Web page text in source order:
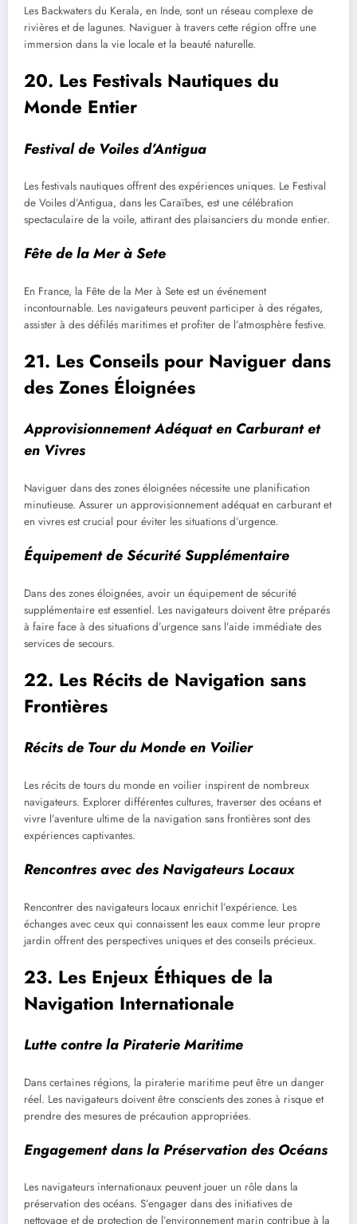
Les Backwaters du Kerala, en Inde, sont un réseau complexe de
rivières et de lagunes. Naviguer à travers cette région offre une
immersion dans la vie locale et la beauté naturelle.
20. Les Festivals Nautiques du
Monde Entier
Festival de Voiles d’Antigua
Les festivals nautiques offrent des expériences uniques. Le Festival
de Voiles d’Antigua, dans les Caraïbes, est une célébration
spectaculaire de la voile, attirant des plaisanciers du monde entier.
Fête de la Mer à Sete
En France, la Fête de la Mer à Sete est un événement
incontournable. Les navigateurs peuvent participer à des régates,
assister à des défilés maritimes et profiter de l’atmosphère festive.
21. Les Conseils pour Naviguer dans
des Zones Éloignées
Approvisionnement Adéquat en Carburant et
en Vivres
Naviguer dans des zones éloignées nécessite une planification
minutieuse. Assurer un approvisionnement adéquat en carburant et
en vivres est crucial pour éviter les situations d’urgence.
Équipement de Sécurité Supplémentaire
Dans des zones éloignées, avoir un équipement de sécurité
supplémentaire est essentiel. Les navigateurs doivent être préparés
à faire face à des situations d’urgence sans l’aide immédiate des
services de secours.
22. Les Récits de Navigation sans
Frontières
Récits de Tour du Monde en Voilier
Les récits de tours du monde en voilier inspirent de nombreux
navigateurs. Explorer différentes cultures, traverser des océans et
vivre l’aventure ultime de la navigation sans frontières sont des
expériences captivantes.
Rencontres avec des Navigateurs Locaux
Rencontrer des navigateurs locaux enrichit l’expérience. Les
échanges avec ceux qui connaissent les eaux comme leur propre
jardin offrent des perspectives uniques et des conseils précieux.
23. Les Enjeux Éthiques de la
Navigation Internationale
Lutte contre la Piraterie Maritime
Dans certaines régions, la piraterie maritime peut être un danger
réel. Les navigateurs doivent être conscients des zones à risque et
prendre des mesures de précaution appropriées.
Engagement dans la Préservation des Océans
Les navigateurs internationaux peuvent jouer un rôle dans la
préservation des océans. S’engager dans des initiatives de
nettoyage et de protection de l’environnement marin contribue à la